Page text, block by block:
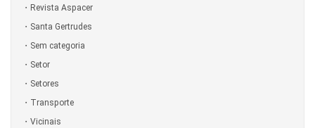
Revista Aspacer
Santa Gertrudes
Sem categoria
Setor
Setores
Transporte
Vicinais